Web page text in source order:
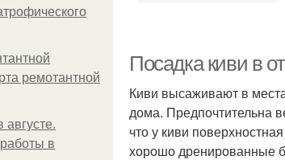
ремотантной
августе.
в
Посадка киви в
Киви высаживают в
дома. Предпочтительна
что у киви
хорошо дренированные